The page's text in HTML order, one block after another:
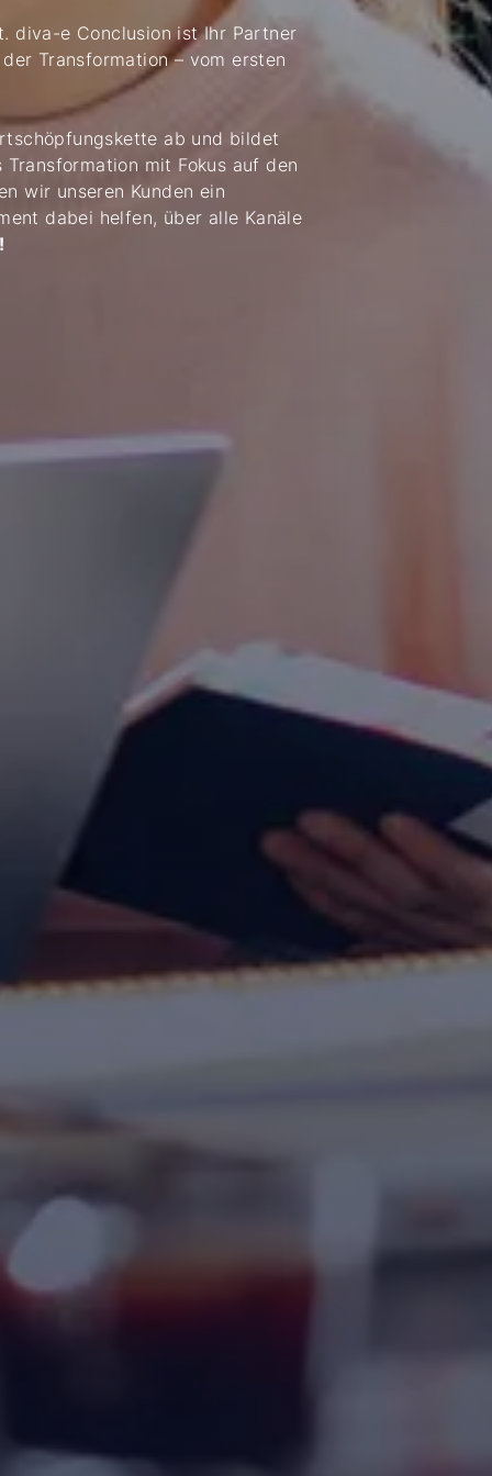
diva-e Conclusion ist Ihr Partner
Transformation – vom ersten
ab und bildet
mit Fokus auf den
wir unseren Kunden ein
dabei helfen, über alle Kanäle